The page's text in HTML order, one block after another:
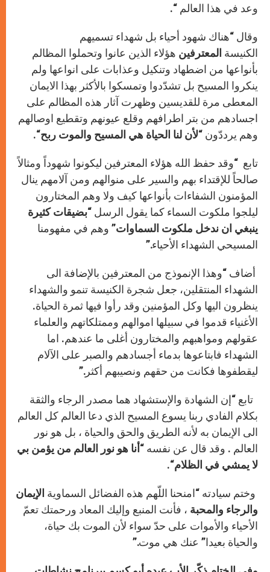
وعد في هذا العالم “.
وقال “هناك شهود أحياء بل شهداء تسميهم
الكنيسة المعترفين هؤلاء الذين عانوا وتحملوا المظالم
بأنواعها من اضطهاد وتنكيل وعذابات على انواعها ولم
ينكروا المسيح بل تشدّدوا وتمسكوا بالأكثر بهذا الايمان
المعطى مرة للقديسين وظهرت آثار هذه المظالم على
اجسادهم من بتر اطرافهم وقلع عيونهم وتقطيع اوصالهم
وهم يرددّون “لأن لنا الحياة هي المسيح والموت ربح“.
تابع “وقد حفظ الله هؤلاء المعترفين ليكونوا شهوداً ومثالاً
صالحاً للإقتداء بهم والسير على منوالهم ومن آلامهم ينال
المؤمنون الشفاءات بأنواعها كيف ولا وهم المختارون
ليلجوا ملكوت السماء كما يقول الرسل “بضيقات كثيرة
ينبغي ان ندخل ملكوت السماوات” وهم في مفهومنا
المسيحي الشهداء الأحياء.”
أضاف “وهذا الإنموذج من المعترفين بالإضافة الى
الشهداء المنتقلين، جعل شجرة الكنيسة تنمو والشهداء
ينظرون اليها وكل المؤمنين وقد رأوا فيها ثمرة الحياة.
الأغنياء قدموا في سبيلها اموالهم وممتلكاتهم والعلماء
عقولهم ومواهبهم والمختارون أغلى ما عندهم. اما
الشهداء فابتاعوها بدماء أجسادهم والصبر على الآلام
ليقطفوها فكانت من حقهم ونصيبهم أكثر.”
تابع “إن الشهادة والإستشهاد هما مصدر الرجاء والثقة
بكلام الفادي ربنا يسوع المسيح الذي دعا العالم كل العالم
الى الإيمان به لأنه الطريق والحق والحياة ، بل هو نور
العالم . وقد قال عن نفسه “أنا هو نور العالم من يؤمن بي
لا يمشي في الظلام“.
وختم سيادته “امنحنا اللّهم هذه الفضائل السماوية الإيمان
والرجاء والمحبة ، فأنت المنبع وإليك المعاد ورحمتك تعمّ
الأحياء والأموات على حدّ سواء لأن الموت بك حياة،
والحياة بعيدا” عنك هي موت.”